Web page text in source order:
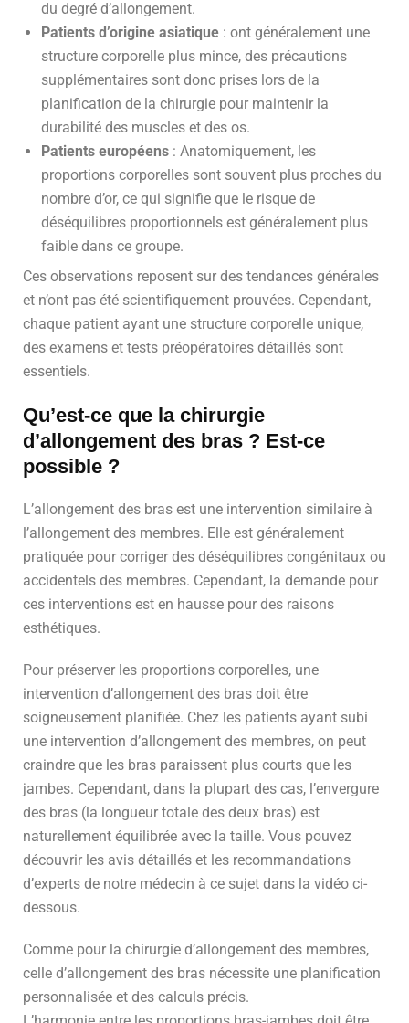
du degré d’allongement.
Patients d’origine asiatique : ont généralement une
structure corporelle plus mince, des précautions
supplémentaires sont donc prises lors de la
planification de la chirurgie pour maintenir la
durabilité des muscles et des os.
Patients européens : Anatomiquement, les
proportions corporelles sont souvent plus proches du
nombre d’or, ce qui signifie que le risque de
déséquilibres proportionnels est généralement plus
faible dans ce groupe.
Ces observations reposent sur des tendances générales
et n’ont pas été scientifiquement prouvées. Cependant,
chaque patient ayant une structure corporelle unique,
des examens et tests préopératoires détaillés sont
essentiels.
Qu’est-ce que la chirurgie
d’allongement des bras ? Est-ce
possible ?
L’allongement des bras est une intervention similaire à
l’allongement des membres. Elle est généralement
pratiquée pour corriger des déséquilibres congénitaux ou
accidentels des membres. Cependant, la demande pour
ces interventions est en hausse pour des raisons
esthétiques.
Pour préserver les proportions corporelles, une
intervention d’allongement des bras doit être
soigneusement planifiée. Chez les patients ayant subi
une intervention d’allongement des membres, on peut
craindre que les bras paraissent plus courts que les
jambes. Cependant, dans la plupart des cas, l’envergure
des bras (la longueur totale des deux bras) est
naturellement équilibrée avec la taille. Vous pouvez
découvrir les avis détaillés et les recommandations
d’experts de notre médecin à ce sujet dans la vidéo ci-
dessous.
Comme pour la chirurgie d’allongement des membres,
celle d’allongement des bras nécessite une planification
personnalisée et des calculs précis.